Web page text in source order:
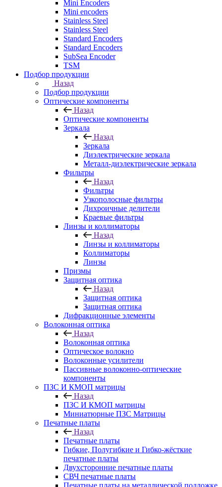
Mini Encoders
Mini encoders
Stainless Steel
Stainless Steel
Standard Encoders
Standard Encoders
SubSea Encoder
TSM
Подбор продукции
Назад
Подбор продукции
Оптические компоненты
Назад
Оптические компоненты
Зеркала
Назад
Зеркала
Диэлектрические зеркала
Металл-диэлектрические зеркала
Фильтры
Назад
Фильтры
Узкополосные фильтры
Дихроичные делители
Краевые фильтры
Линзы и коллиматоры
Назад
Линзы и коллиматоры
Коллиматоры
Линзы
Призмы
Защитная оптика
Назад
Защитная оптика
Защитная оптика
Дифракционные элементы
Волоконная оптика
Назад
Волоконная оптика
Оптическое волокно
Волоконные усилители
Пассивные волоконно-оптические
компоненты
ПЗС И КМОП матрицы
Назад
ПЗС И КМОП матрицы
Миниатюрные ПЗС Матрицы
Печатные платы
Назад
Печатные платы
Гибкие, Полугибкие и Гибко-жёсткие
печатные платы
Двухсторонние печатные платы
СВЧ печатные платы
Печатные платы на металлической подложке